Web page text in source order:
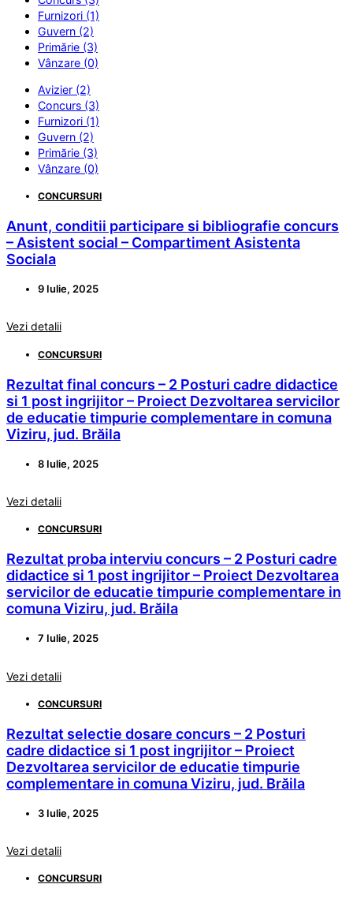
Furnizori (1)
Guvern (2)
Primărie (3)
Vânzare (0)
Avizier (2)
Concurs (3)
Furnizori (1)
Guvern (2)
Primărie (3)
Vânzare (0)
CONCURSURI
Anunt, conditii participare si bibliografie concurs
– Asistent social – Compartiment Asistenta
Sociala
9 Iulie, 2025
Vezi detalii
CONCURSURI
Rezultat final concurs – 2 Posturi cadre didactice
si 1 post ingrijitor – Proiect Dezvoltarea servicilor
de educatie timpurie complementare in comuna
Viziru, jud. Brăila
8 Iulie, 2025
Vezi detalii
CONCURSURI
Rezultat proba interviu concurs – 2 Posturi cadre
didactice si 1 post ingrijitor – Proiect Dezvoltarea
servicilor de educatie timpurie complementare in
comuna Viziru, jud. Brăila
7 Iulie, 2025
Vezi detalii
CONCURSURI
Rezultat selectie dosare concurs – 2 Posturi
cadre didactice si 1 post ingrijitor – Proiect
Dezvoltarea servicilor de educatie timpurie
complementare in comuna Viziru, jud. Brăila
3 Iulie, 2025
Vezi detalii
CONCURSURI